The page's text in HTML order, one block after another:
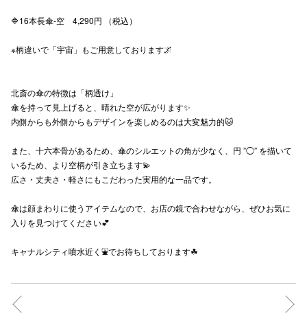
🔷16本長傘-空 4,290円 （税込）
※柄違いで「宇宙」もご用意しております🌌
北斎の傘の特徴は「柄透け」
傘を持って見上げると、晴れた空が広がります✨
内側からも外側からもデザインを楽しめるのは大変魅力的🐱
また、十六本骨があるため、傘のシルエットの角が少なく、円 ”◯” を描いて
いるため、より空柄が引き立ちます💫
広さ・丈夫さ・軽さにもこだわった実用的な一品です。
傘は顔まわりに使うアイテムなので、お店の鏡で合わせながら、ぜひお気に
入りを見つけてください💕
キャナルシティ噴水近く⛲️でお待ちしております☘